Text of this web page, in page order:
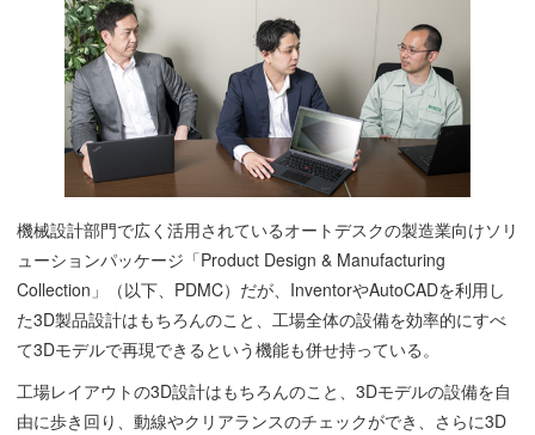
機械設計部門で広く活用されているオートデスクの製造業向けソリ
ューションパッケージ「Product Design & Manufacturing
Collection」（以下、PDMC）だが、InventorやAutoCADを利用し
た3D製品設計はもちろんのこと、工場全体の設備を効率的にすべ
て3Dモデルで再現できるという機能も併せ持っている。
工場レイアウトの3D設計はもちろんのこと、3Dモデルの設備を自
由に歩き回り、動線やクリアランスのチェックができ、さらに3D